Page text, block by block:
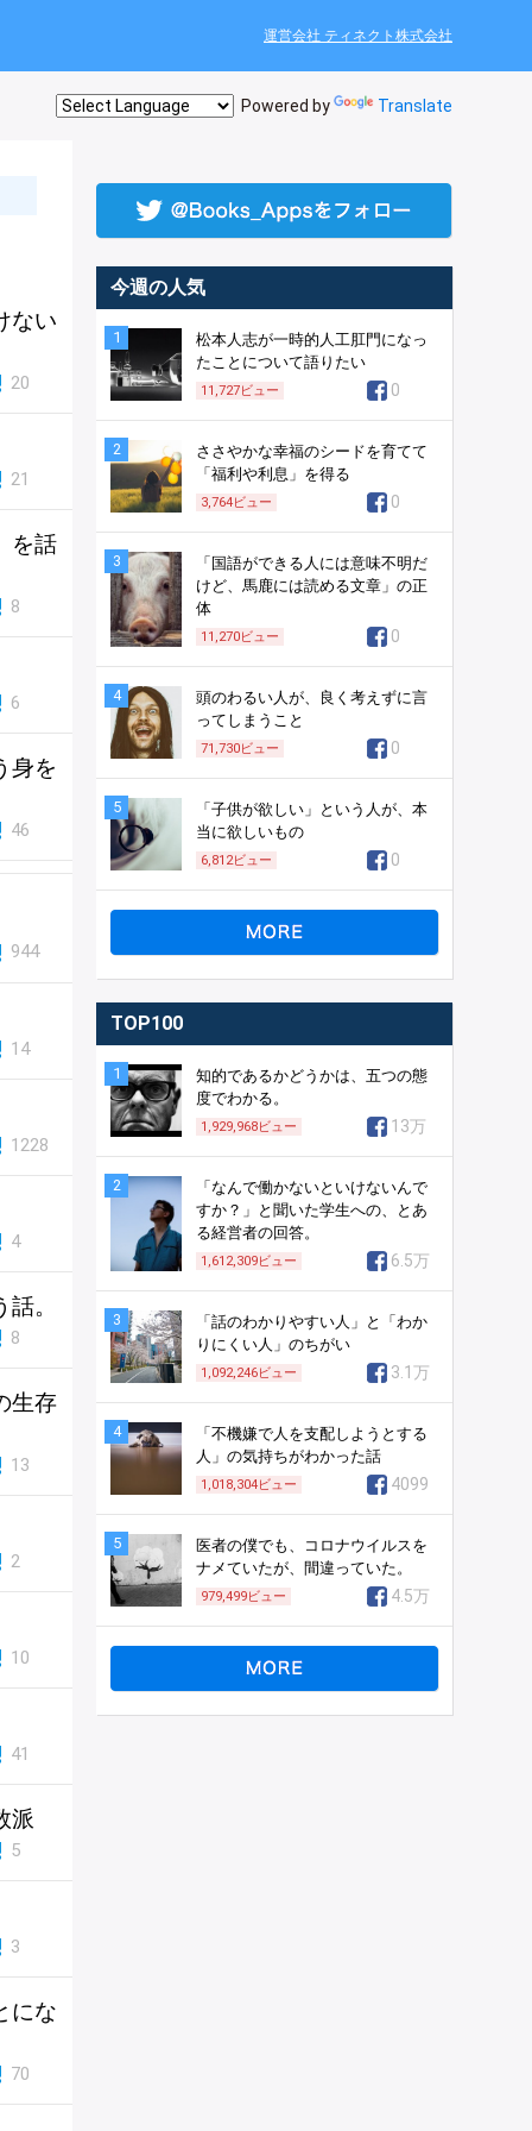
運営会社 ティネクト株式会社
Powered by Translate
ない
20
21
を話
8
6
身を
46
944
14
1228
4
。
8
生存
13
2
10
41
派
5
3
にな
70
今週の人気
1
松本人志が一時的人工肛門になっ
たことについて語りたい
11,727ビュー 0
2
ささやかな幸福のシードを育てて
「福利や利息」を得る
3,764ビュー 0
3
「国語ができる人には意味不明だ
けど、馬鹿には読める文章」の正
体
11,270ビュー 0
4
頭のわるい人が、良く考えずに言
ってしまうこと
71,730ビュー 0
5
「子供が欲しい」という人が、本
当に欲しいもの
6,812ビュー 0
TOP100
1
知的であるかどうかは、五つの態
度でわかる。
1,929,968ビュー 13万
2
「なんで働かないといけないんで
すか？」と聞いた学生への、とあ
る経営者の回答。
1,612,309ビュー 6.5万
3
「話のわかりやすい人」と「わか
りにくい人」のちがい
1,092,246ビュー 3.1万
4
「不機嫌で人を支配しようとする
人」の気持ちがわかった話
1,018,304ビュー 4099
5
医者の僕でも、コロナウイルスを
ナメていたが、間違っていた。
979,499ビュー 4.5万